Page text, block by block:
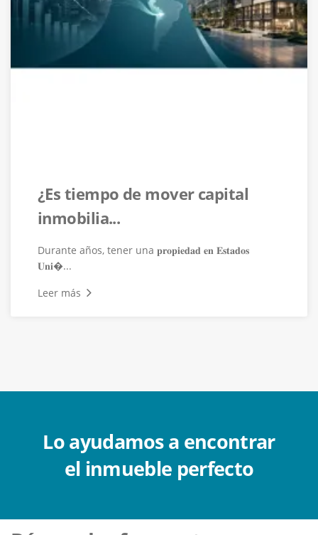
¿Es tiempo de mover capital
inmobilia...
Durante años, tener una 𝐩𝐫𝐨𝐩𝐢𝐞𝐝𝐚𝐝 𝐞𝐧 𝐄𝐬𝐭𝐚𝐝𝐨𝐬
𝐔𝐧𝐢�...
Leer más
Lo ayudamos a encontrar
el inmueble perfecto